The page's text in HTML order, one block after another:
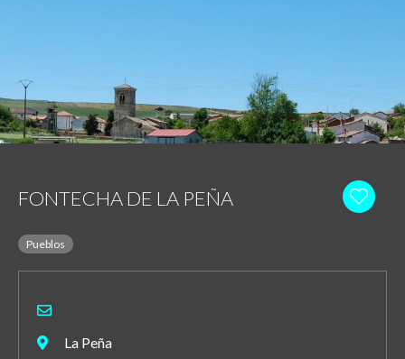
FONTECHA DE LA PEÑA
Pueblos
La Peña